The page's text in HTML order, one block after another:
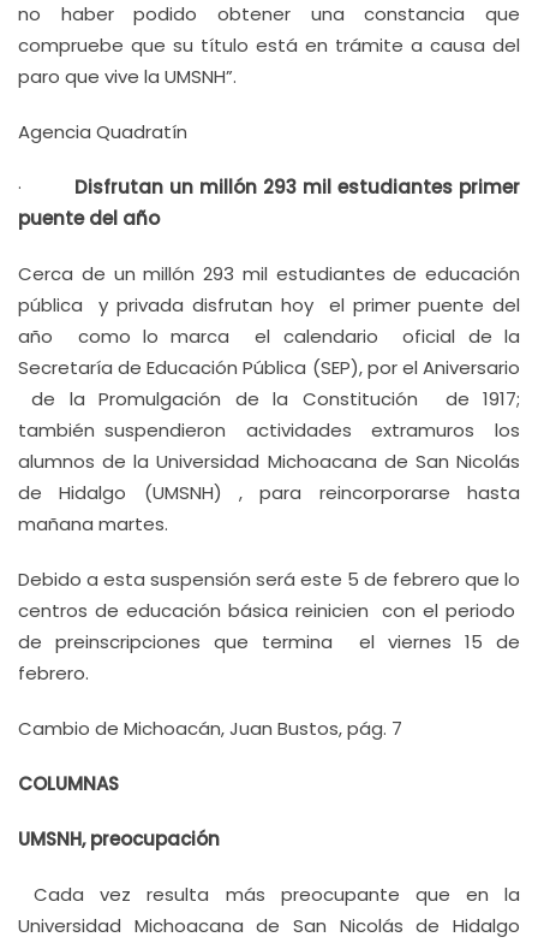
no haber podido obtener una constancia que
compruebe que su título está en trámite a causa del
paro que vive la UMSNH”.
Agencia Quadratín
· Disfrutan un millón 293 mil estudiantes primer
puente del año
Cerca de un millón 293 mil estudiantes de educación
pública y privada disfrutan hoy el primer puente del
año como lo marca el calendario oficial de la
Secretaría de Educación Pública (SEP), por el Aniversario
de la Promulgación de la Constitución de 1917;
también suspendieron actividades extramuros los
alumnos de la Universidad Michoacana de San Nicolás
de Hidalgo (UMSNH) , para reincorporarse hasta
mañana martes.
Debido a esta suspensión será este 5 de febrero que lo
centros de educación básica reinicien con el periodo
de preinscripciones que termina el viernes 15 de
febrero.
Cambio de Michoacán, Juan Bustos, pág. 7
COLUMNAS
UMSNH, preocupación
Cada vez resulta más preocupante que en la
Universidad Michoacana de San Nicolás de Hidalgo